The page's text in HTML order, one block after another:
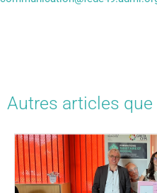
Autres articles